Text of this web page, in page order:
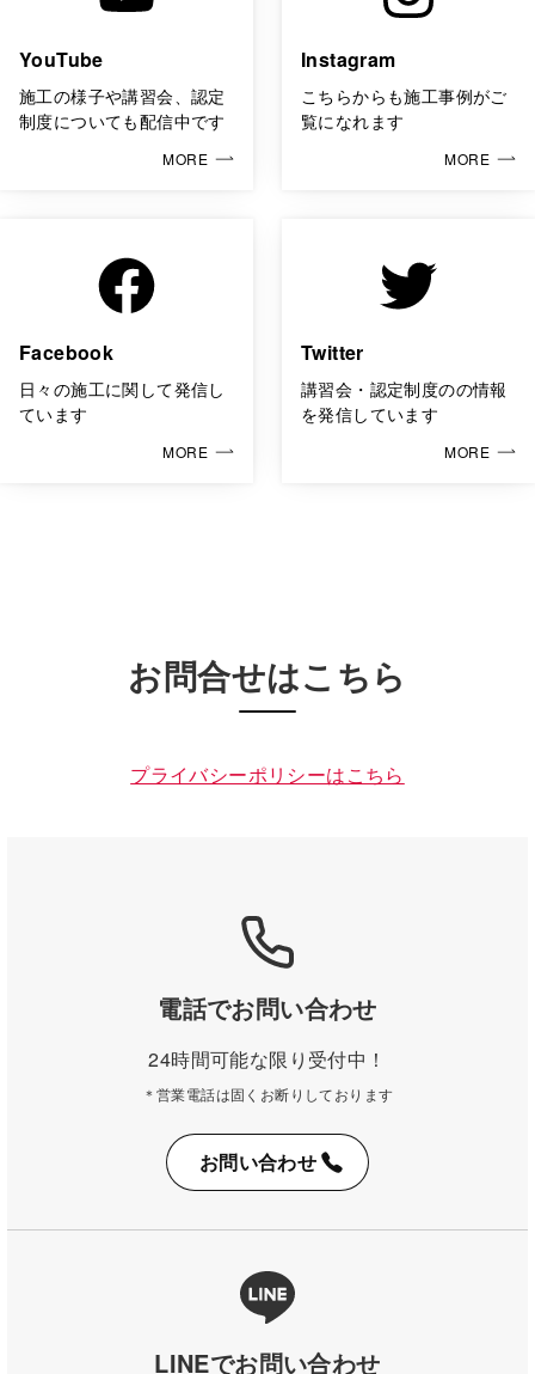
YouTube
施工の様子や講習会、認定
制度についても配信中です
MORE
Instagram
こちらからも施工事例がご
覧になれます
MORE
Facebook
日々の施工に関して発信し
ています
MORE
Twitter
講習会・認定制度のの情報
を発信しています
MORE
お問合せはこちら
プライバシーポリシーはこちら
電話でお問い合わせ
24時間可能な限り受付中！
＊営業電話は固くお断りしております
お問い合わせ
LINEでお問い合わせ